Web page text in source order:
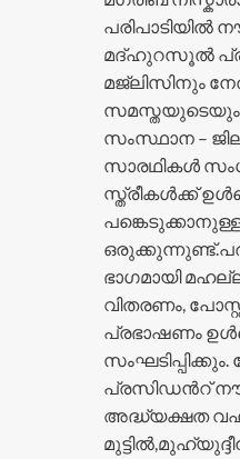
പരിപാടിയിൽ
മദ്ഹുറസൂൽ
മജ്ലിസിനും
സംസ്ഥാന –
സാരഥികൾ
സ്ത്രീകൾക്ക്
ഭാഗമായി
വിതരണം,
പ്രഭാഷണം
പ്രസിഡൻറ്
അദ്ധ്യക്ഷത